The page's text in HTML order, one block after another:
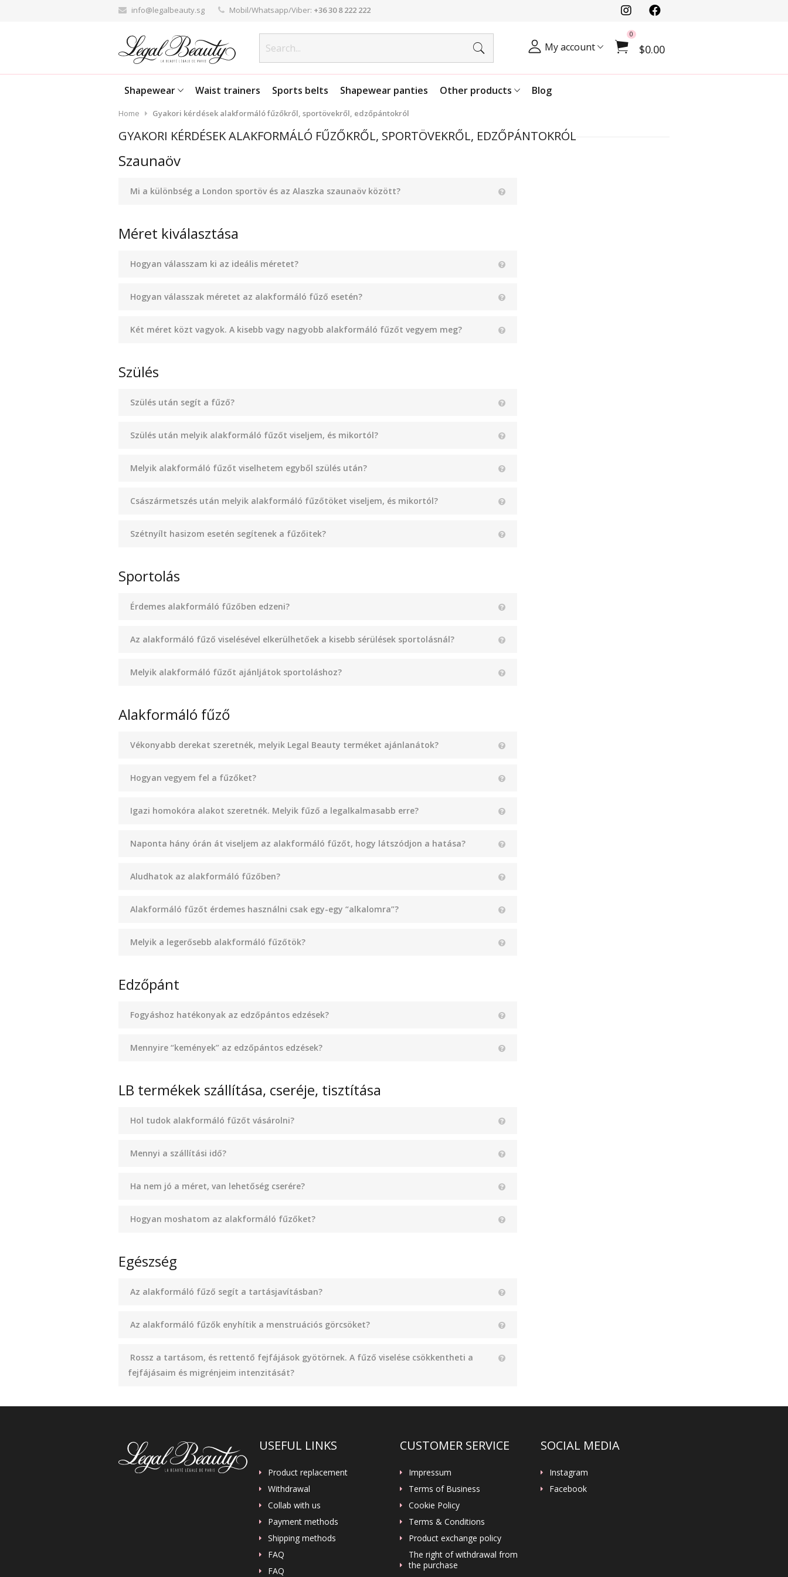
info@legalbeauty.sg Mobil/Whatsapp/Viber: +36 30 8 222 222
0
$0.00
My account
Shapewear Waist trainers Sports belts Shapewear panties Other products Blog
Home Gyakori kérdések alakformáló fűzőkről, sportövekről, edzőpántokról
GYAKORI KÉRDÉSEK ALAKFORMÁLÓ FŰZŐKRŐL, SPORTÖVEKRŐL, EDZŐPÁNTOKRÓL
Szaunaöv
Mi a különbség a London sportöv és az Alaszka szaunaöv között?
Méret kiválasztása
Hogyan válasszam ki az ideális méretet?
Hogyan válasszak méretet az alakformáló fűző esetén?
Két méret közt vagyok. A kisebb vagy nagyobb alakformáló fűzőt vegyem meg?
Szülés
Szülés után segít a fűző?
Szülés után melyik alakformáló fűzőt viseljem, és mikortól?
Melyik alakformáló fűzőt viselhetem egyből szülés után?
Császármetszés után melyik alakformáló fűzőtöket viseljem, és mikortól?
Szétnyílt hasizom esetén segítenek a fűzőitek?
Sportolás
Érdemes alakformáló fűzőben edzeni?
Az alakformáló fűző viselésével elkerülhetőek a kisebb sérülések sportolásnál?
Melyik alakformáló fűzőt ajánljátok sportoláshoz?
Alakformáló fűző
Vékonyabb derekat szeretnék, melyik Legal Beauty terméket ajánlanátok?
Hogyan vegyem fel a fűzőket?
Igazi homokóra alakot szeretnék. Melyik fűző a legalkalmasabb erre?
Naponta hány órán át viseljem az alakformáló fűzőt, hogy látszódjon a hatása?
Aludhatok az alakformáló fűzőben?
Alakformáló fűzőt érdemes használni csak egy-egy “alkalomra”?
Melyik a legerősebb alakformáló fűzőtök?
Edzőpánt
Fogyáshoz hatékonyak az edzőpántos edzések?
Mennyire “kemények” az edzőpántos edzések?
LB termékek szállítása, cseréje, tisztítása
Hol tudok alakformáló fűzőt vásárolni?
Mennyi a szállítási idő?
Ha nem jó a méret, van lehetőség cserére?
Hogyan moshatom az alakformáló fűzőket?
Egészség
Az alakformáló fűző segít a tartásjavításban?
Az alakformáló fűzők enyhítik a menstruációs görcsöket?
Rossz a tartásom, és rettentő fejfájások gyötörnek. A fűző viselése csökkentheti a
fejfájásaim és migrénjeim intenzitását?
USEFUL LINKS
Product replacement
Withdrawal
Collab with us
Payment methods
Shipping methods
FAQ
FAQ
CUSTOMER SERVICE
Impressum
Terms of Business
Cookie Policy
Terms & Conditions
Product exchange policy
The right of withdrawal from
the purchase
SOCIAL MEDIA
Instagram
Facebook